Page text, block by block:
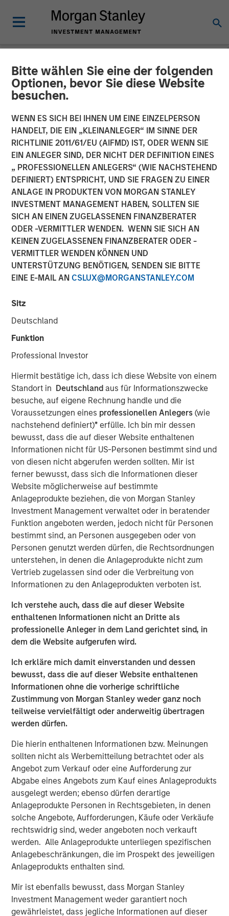
Bitte wählen Sie eine der folgenden
Optionen, bevor Sie diese Website
besuchen.
WENN ES SICH BEI IHNEN UM EINE EINZELPERSON
HANDELT, DIE EIN „KLEINANLEGER“ IM SINNE DER
RICHTLINIE 2011/61/EU (AIFMD) IST, ODER WENN SIE
EIN ANLEGER SIND, DER NICHT DER DEFINITION EINES
„ PROFESSIONELLEN ANLEGERS“ (WIE NACHSTEHEND
DEFINIERT) ENTSPRICHT, UND SIE FRAGEN ZU EINER
ANLAGE IN PRODUKTEN VON MORGAN STANLEY
INVESTMENT MANAGEMENT HABEN, SOLLTEN SIE
SICH AN EINEN ZUGELASSENEN FINANZBERATER
ODER -VERMITTLER WENDEN. WENN SIE SICH AN
KEINEN ZUGELASSENEN FINANZBERATER ODER -
VERMITTLER WENDEN KÖNNEN UND
UNTERSTÜTZUNG BENÖTIGEN, SENDEN SIE BITTE
EINE E-MAIL AN CSLUX@MORGANSTANLEY.COM
Sitz
Deutschland
Funktion
Professional Investor
Hiermit bestätige ich, dass ich diese Website von einem
Standort in Deutschland aus für Informationszwecke
besuche, auf eigene Rechnung handle und die
Voraussetzungen eines professionellen Anlegers(wie
nachstehend definiert)* erfülle. Ich bin mir dessen
bewusst, dass die auf dieser Website enthaltenen
Informationen nicht für US-Personen bestimmt sind und
von diesen nicht abgerufen werden sollten. Mir ist
ferner bewusst, dass sich die Informationen dieser
Website möglicherweise auf bestimmte
Anlageprodukte beziehen, die von Morgan Stanley
Investment Management verwaltet oder in beratender
Funktion angeboten werden, jedoch nicht für Personen
bestimmt sind, an Personen ausgegeben oder von
Personen genutzt werden dürfen, die Rechtsordnungen
unterstehen, in denen die Anlageprodukte nicht zum
Vertrieb zugelassen sind oder die Verbreitung von
Informationen zu den Anlageprodukten verboten ist.
Ich verstehe auch, dass die auf dieser Website
enthaltenen Informationen nicht an Dritte als
professionelle Anleger in dem Land gerichtet sind, in
dem die Website aufgerufen wird.
Ich erkläre mich damit einverstanden und dessen
bewusst, dass die auf dieser Website enthaltenen
Informationen ohne die vorherige schriftliche
Zustimmung von Morgan Stanley weder ganz noch
teilweise vervielfältigt oder anderweitig übertragen
werden dürfen.
Die hierin enthaltenen Informationen bzw. Meinungen
sollten nicht als Werbemitteilung betrachtet oder als
Angebot zum Verkauf oder eine Aufforderung zur
Abgabe eines Angebots zum Kauf eines Anlageprodukts
ausgelegt werden; ebenso dürfen derartige
Anlageprodukte Personen in Rechtsgebieten, in denen
solche Angebote, Aufforderungen, Käufe oder Verkäufe
rechtswidrig sind, weder angeboten noch verkauft
werden. Alle Anlageprodukte unterliegen spezifischen
Anlagebeschränkungen, die im Prospekt des jeweiligen
Anlageprodukts enthalten sind.
Mir ist ebenfalls bewusst, dass Morgan Stanley
Investment Management weder garantiert noch
gewährleistet, dass jegliche Informationen auf dieser
NEWSROOM
Fusion Announces
Definitive Agreement to
Acquire Birch
Communications' Cloud and
Business Services Business
Transaction expected to create one of the largest North
American cloud services providers, with total pro forma
annual revenue of approximately $575 million;
Combination expected to significantly enhance Fusion's
innovative strategy as the single source for the cloud
NEW YORK, NY — August 28, 2017
Fusion (NASDAQ: FSNN), a leading cloud services
provider, announced today that it has entered into a
definitive agreement to acquire the Cloud and Business
Services customers, operations and infrastructure of
privately-held Birch Communications, which represents
the majority of Birch's current revenues. The transaction
is expected to close by the end of 2017, subject to
customary approvals and closing conditions.
The combination is expected to create one of the largest
cloud services providers in North America, with more
than 150,000 business customers and a 100% Internet
Protocol-based network, including 30 data centers,
31,000 fiber route-miles of network, and metro fiber
assets in 11 major markets. The combined customer base
is expected to demonstrate strong fundamentals, with
monthly recurring revenue comprising approximately
87% of total revenue. In addition, the combined company
will have significant opportunities for growth by cross-
selling and upselling to existing customers with a
comprehensive suite of cloud and business services.
The acquisition will not include Birch's legacy consumer
and single-line business customers, which have lower
profitability and Average Revenue Per Customer (ARPU)
as well as higher churn rates.
The scale that this acquisition will bring to Fusion further
accelerates the company's single-source cloud strategy.
By delivering its fully integrated cloud solutions over a
complex challenges of migrating to the cloud. Fusion
offers customers a more efficient integration of cloud
services and provides greater control over the end-to-end
user experience, thereby avoiding the "finger pointing"
often encountered when using multiple service providers.
"This acquisition is a major milestone in Fusion's targeted
and disruptive strategy of becoming the leading single-
source cloud services provider to business and enterprise
customers," said Matthew Rosen, Fusion's Chief Executive
Officer. "Customers increasingly demand an end-to-end
experience that is reliable as well as efficient and
innovative. Fusion is well positioned to provide these
services having been first-to-market to pursue this
strategy, and can now do so with increased scale and